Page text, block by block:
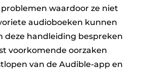
waardoor ze niet
audioboeken kunnen
deze handleiding bespreken
voorkomende oorzaken
van de Audible-app en